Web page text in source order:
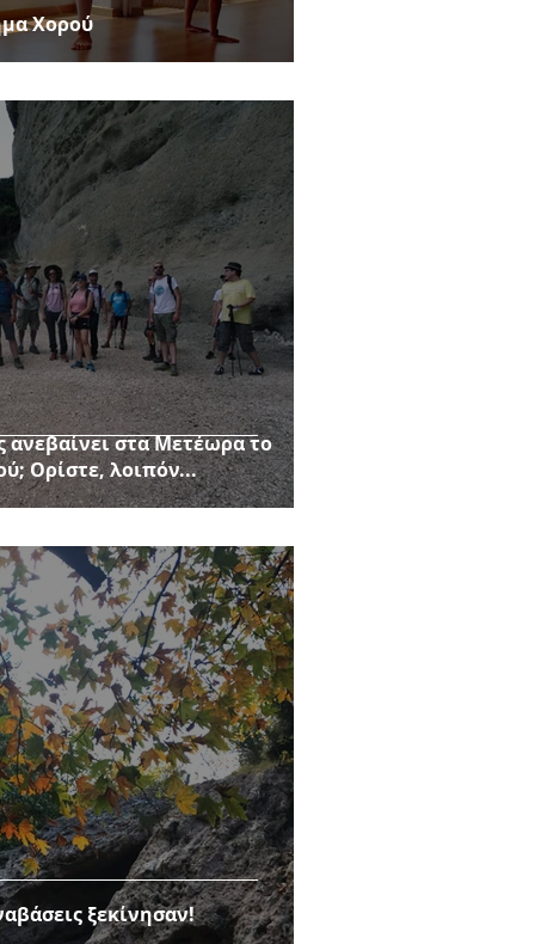
Χορού
στα Μετέωρα το
Ορίστε, λοιπόν...
ξεκίνησαν!